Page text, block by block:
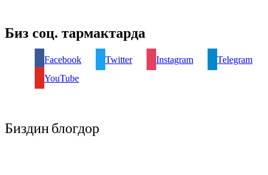
Биз соц. тармактарда
Facebook Twitter Instagram
Telegram
YouTube
Биздин блогдор